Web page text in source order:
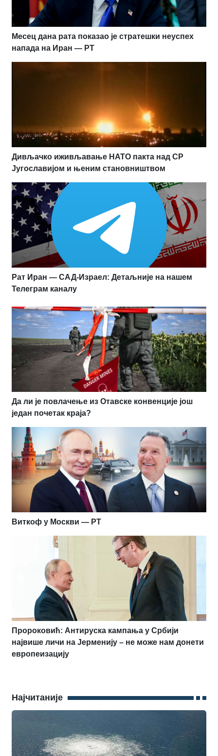
Месец дана рата показао је стратешки неуспех
напада на Иран — РТ
Дивљачко иживљавање НАТО пакта над СР
Југославијом и њеним становништвом
Рат Иран — САД-Израел: Детаљније на нашем
Телеграм каналу
Да ли је повлачење из Отавске конвенције још
један почетак краја?
Виткоф у Москви — РТ
Пророковић: Антируска кампања у Србији
највише личи на Јерменију – не може нам донети
европеизацију
Најчитаније